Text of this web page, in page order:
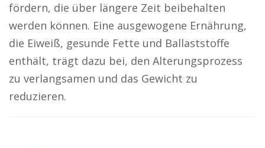
fördern, die über längere Zeit beibehalten
werden können. Eine ausgewogene Ernährung,
die Eiweiß, gesunde Fette und Ballaststoffe
enthält, trägt dazu bei, den Alterungsprozess
zu verlangsamen und das Gewicht zu
reduzieren.